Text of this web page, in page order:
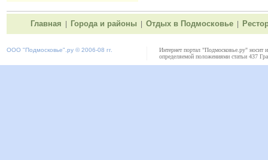
Главная Города и районы Отдых в Подмосковье
ООО "Подмосковье" .ру © 2006-08 гг.
Интернет портал "Подмосковье.ру" носит
определяемой положениями статьи 437